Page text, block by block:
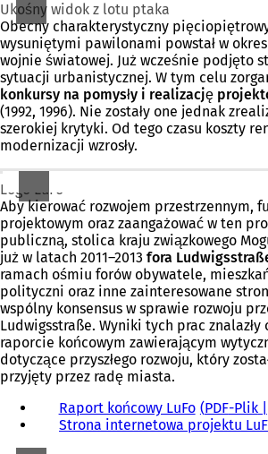
Ukośny widok z lotu ptaka
Obecny charakterystyczny
wysuniętymi pawilonami powstał w
wojnie światowej. Już wcześnie podjęto
sytuacji urbanistycznej. W tym celu
konkursy na pomysły i realizację
(1992, 1996). Nie zostały one jednak
szerokiej krytyki. Od tego czasu koszty
modernizacji wzrosły.
Logo LuFo
Aby kierować rozwojem przestrzennym,
projektowym oraz zaangażować w ten
publiczną, stolica kraju związkowego
już w latach 2011–2013 fora
ramach ośmiu forów obywatele,
polityczni oraz inne zainteresowane
wspólny konsensus w sprawie rozwoju
Ludwigsstraße. Wyniki tych prac
raporcie końcowym zawierającym
dotyczące przyszłego rozwoju, który
przyjęty przez radę miasta.
Raport końcowy LuFo PDF-Plik
Strona internetowa projektu